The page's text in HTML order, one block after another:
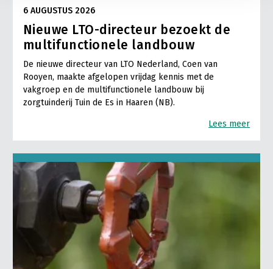
6 AUGUSTUS 2026
Nieuwe LTO-directeur bezoekt de
multifunctionele landbouw
De nieuwe directeur van LTO Nederland, Coen van
Rooyen, maakte afgelopen vrijdag kennis met de
vakgroep en de multifunctionele landbouw bij
zorgtuinderij Tuin de Es in Haaren (NB).
Lees meer